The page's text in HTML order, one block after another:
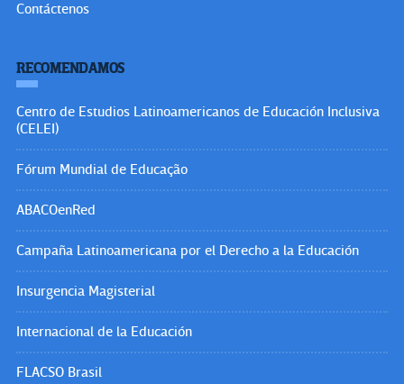
Contáctenos
RECOMENDAMOS
Centro de Estudios Latinoamericanos de Educación Inclusiva
(CELEI)
Fórum Mundial de Educação
ABACOenRed
Campaña Latinoamericana por el Derecho a la Educación
Insurgencia Magisterial
Internacional de la Educación
FLACSO Brasil